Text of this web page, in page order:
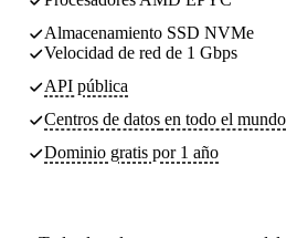
Almacenamiento SSD NVMe
Velocidad de red de 1 Gbps
API pública
Centros de datos en todo el mundo
Dominio gratis por 1 año